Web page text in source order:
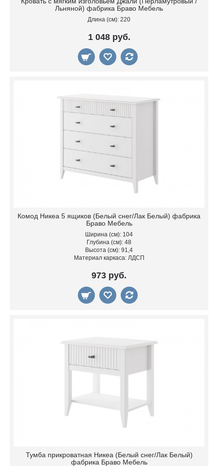
Льняной) фабрика Браво Мебель
Длина (см): 220
1 048 руб.
Комод Никеа 5 ящиков (Белый снег/Лак Белый) фабрика
Браво Мебель
Ширина (см): 104
Глубина (см): 48
Высота (см): 91,4
Материал каркаса: ЛДСП
973 руб.
Тумба прикроватная Никеа (Белый снег/Лак Белый)
фабрика Браво Мебель